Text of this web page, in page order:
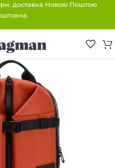
доставка Новою Поштою